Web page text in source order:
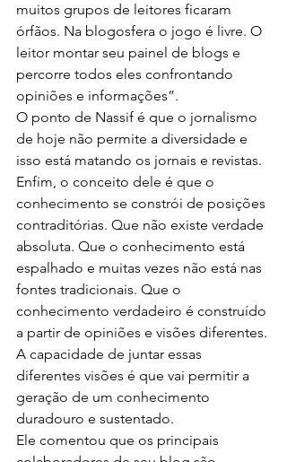
muitos grupos de leitores ficaram
órfãos. Na blogosfera o jogo é livre. O
leitor montar seu painel de blogs e
percorre todos eles confrontando
opiniões e informações”.
O ponto de Nassif é que o jornalismo
de hoje não permite a diversidade e
isso está matando os jornais e revistas.
Enfim, o conceito dele é que o
conhecimento se constrói de posições
contraditórias. Que não existe verdade
absoluta. Que o conhecimento está
espalhado e muitas vezes não está nas
fontes tradicionais. Que o
conhecimento verdadeiro é construído
a partir de opiniões e visões diferentes.
A capacidade de juntar essas
diferentes visões é que vai permitir a
geração de um conhecimento
duradouro e sustentado.
Ele comentou que os principais